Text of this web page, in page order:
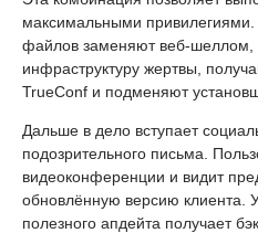
максимальными
файлов заменяют веб-шеллом,
инфраструктуру жертвы,
TrueConf и подменяют
Дальше в дело вступает
подозрительного письма.
видеоконференции и видит
обновлённую версию клиента.
полезного апдейта получает